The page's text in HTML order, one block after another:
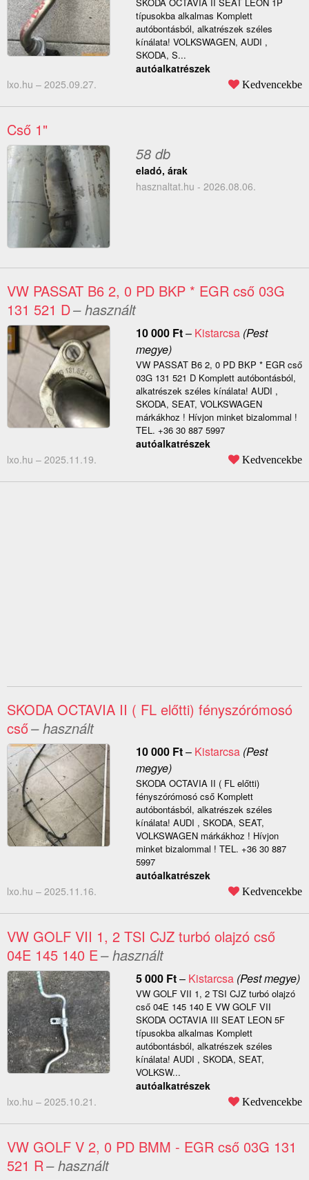
SKODA OCTAVIA II SEAT LEON 1P
típusokba alkalmas Komplett
autóbontásból, alkatrészek széles
kínálata! VOLKSWAGEN, AUDI ,
SKODA, S...
autóalkatrészek
lxo.hu – 2025.09.27. Kedvencekbe
Cső 1"
58 db
eladó, árak
hasznaltat.hu - 2026.08.06.
VW PASSAT B6 2, 0 PD BKP * EGR cső 03G
131 521 D– használt
10 000 Ft– Kistarcsa(Pest
megye)
VW PASSAT B6 2, 0 PD BKP * EGR cső
03G 131 521 D Komplett autóbontásból,
alkatrészek széles kínálata! AUDI ,
SKODA, SEAT, VOLKSWAGEN
márkákhoz ! Hívjon minket bizalommal !
TEL. +36 30 887 5997
autóalkatrészek
lxo.hu – 2025.11.19. Kedvencekbe
SKODA OCTAVIA II ( FL előtti) fényszórómosó
cső– használt
10 000 Ft– Kistarcsa(Pest
megye)
SKODA OCTAVIA II ( FL előtti)
fényszórómosó cső Komplett
autóbontásból, alkatrészek széles
kínálata! AUDI , SKODA, SEAT,
VOLKSWAGEN márkákhoz ! Hívjon
minket bizalommal ! TEL. +36 30 887
5997
autóalkatrészek
lxo.hu – 2025.11.16. Kedvencekbe
VW GOLF VII 1, 2 TSI CJZ turbó olajzó cső
04E 145 140 E– használt
5 000 Ft– Kistarcsa(Pest megye)
VW GOLF VII 1, 2 TSI CJZ turbó olajzó
cső 04E 145 140 E VW GOLF VII
SKODA OCTAVIA III SEAT LEON 5F
típusokba alkalmas Komplett
autóbontásból, alkatrészek széles
kínálata! AUDI , SKODA, SEAT,
VOLKSW...
autóalkatrészek
lxo.hu – 2025.10.21. Kedvencekbe
VW GOLF V 2, 0 PD BMM - EGR cső 03G 131
521 R– használt